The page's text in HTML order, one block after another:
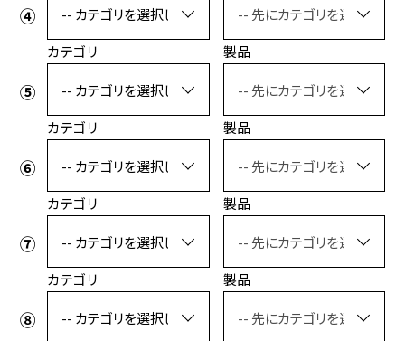
MOUNTAIN
カテゴリ 製品
カテゴリ 製品
カテゴリ 製品
カテゴリ 製品